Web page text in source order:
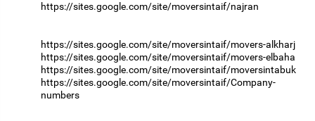
https://sites.google.com/site/moversintaif/najran
https://sites.google.com/site/moversintaif/movers-alkharj
https://sites.google.com/site/moversintaif/movers-elbaha
https://sites.google.com/site/moversintaif/moversintabuk
https://sites.google.com/site/moversintaif/Company-
numbers